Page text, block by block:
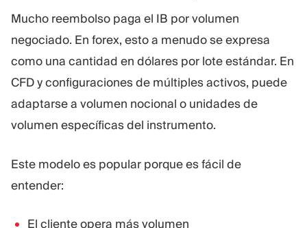
Mucho reembolso paga el IB por volumen
negociado. En forex, esto a menudo se expresa
como una cantidad en dólares por lote estándar. En
CFD y configuraciones de múltiples activos, puede
adaptarse a volumen nocional o unidades de
volumen específicas del instrumento.
Este modelo es popular porque es fácil de
entender:
El cliente opera más volumen